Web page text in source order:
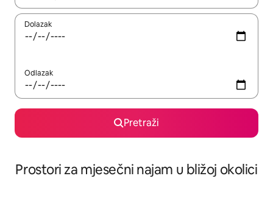
Dolazak
Odlazak
Pretraži
Prostori za mjesečni najam u bližoj okolici